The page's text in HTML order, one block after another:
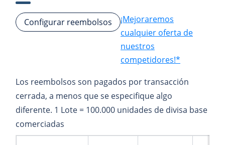
Configurar reembolsos
¡Mejoraremos
cualquier oferta de
nuestros
competidores!*
Los reembolsos son pagados por transacción
cerrada, a menos que se especifique algo
diferente. 1 Lote = 100.000 unidades de divisa base
comerciadas